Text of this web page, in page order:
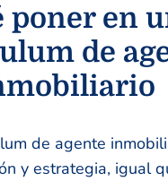
poner en
de
de agente
y estrategia, igual